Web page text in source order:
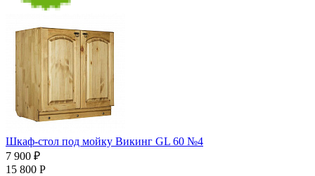
Шкаф-стол под мойку Викинг GL 60 №4
7 900 ₽
15 800 Р